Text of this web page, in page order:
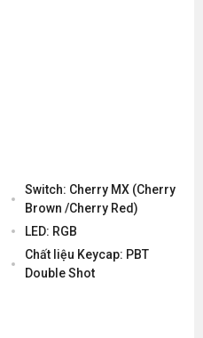
Switch: Cherry MX (Cherry
Brown /Cherry Red)
LED: RGB
Chất liệu Keycap: PBT
Double Shot